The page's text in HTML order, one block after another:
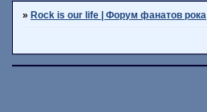
» Rock is our life | Форум фанатов рока